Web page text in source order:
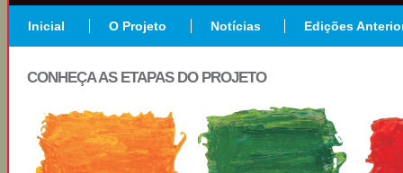
Inicial O Projeto Notícias Edições
CONHEÇA AS ETAPAS DO PROJETO